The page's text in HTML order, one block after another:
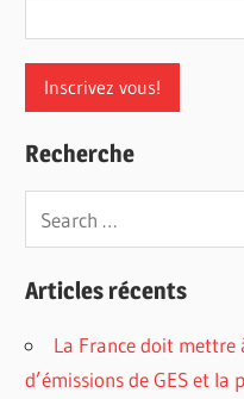
Recherche
Articles récents
La France doit mettre
d’émissions de GES et la